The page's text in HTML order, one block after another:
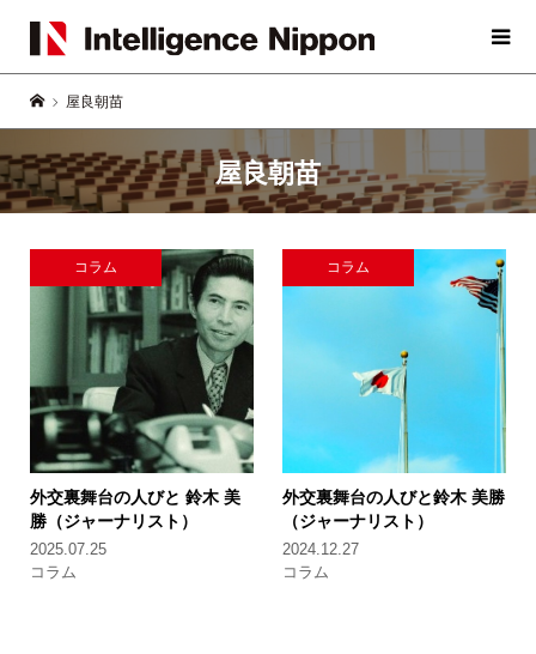
屋良朝苗
屋良朝苗
コラム
外交裏舞台の人びと 鈴木 美
勝（ジャーナリスト）
2025.07.25
コラム
コラム
外交裏舞台の人びと鈴木 美勝
（ジャーナリスト）
2024.12.27
コラム